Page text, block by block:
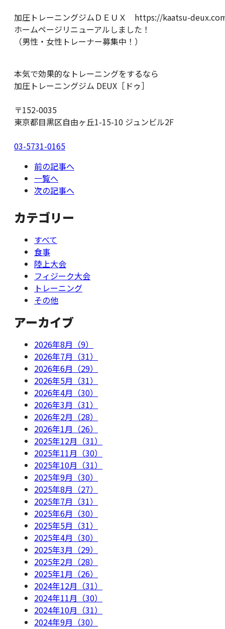
加圧トレーニングジムＤＥＵＸ https://kaatsu-
ホームページリニューアルしました！
（男性・女性トレーナー募集中！）
本気で効果的なトレーニングをするなら
加圧トレーニングジム DEUX［ドゥ］
〒152-0035
東京都目黒区自由ヶ丘1-15-10 ジュンビル2F
03-5731-0165
前の記事へ
一覧へ
次の記事へ
カテゴリー
すべて
食事
陸上大会
フィジーク大会
トレーニング
その他
アーカイブ
2026年8月（9）
2026年7月（31）
2026年6月（29）
2026年5月（31）
2026年4月（30）
2026年3月（31）
2026年2月（28）
2026年1月（26）
2025年12月（31）
2025年11月（30）
2025年10月（31）
2025年9月（30）
2025年8月（27）
2025年7月（31）
2025年6月（30）
2025年5月（31）
2025年4月（30）
2025年3月（29）
2025年2月（28）
2025年1月（26）
2024年12月（31）
2024年11月（30）
2024年10月（31）
2024年9月（30）